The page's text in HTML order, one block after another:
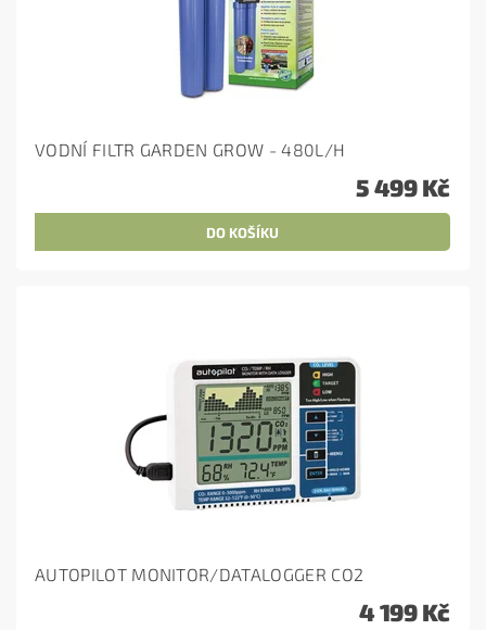
VODNÍ FILTR GARDEN GROW - 480L/H
5 499 Kč
AUTOPILOT MONITOR/DATALOGGER CO2
4 199 Kč